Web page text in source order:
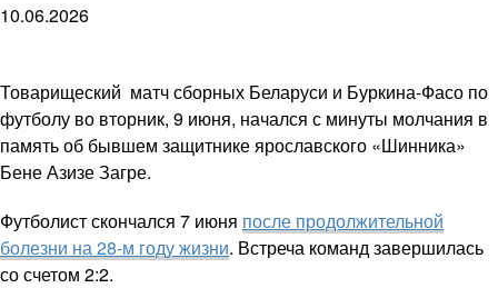
10.06.2026
Товарищеский матч сборных Беларуси и Буркина-Фасо по
футболу во вторник, 9 июня, начался с минуты молчания в
память об бывшем защитнике ярославского «Шинника»
Бене Азизе Загре.
Футболист скончался 7 июня после продолжительной
болезни на 28-м году жизни. Встреча команд завершилась
со счетом 2:2.